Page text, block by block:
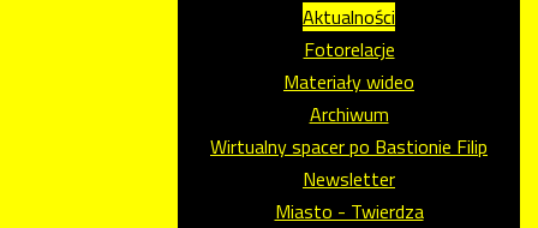
Aktualności
Fotorelacje
Materiały wideo
Archiwum
Wirtualny spacer po Bastionie Filip
Newsletter
Miasto - Twierdza